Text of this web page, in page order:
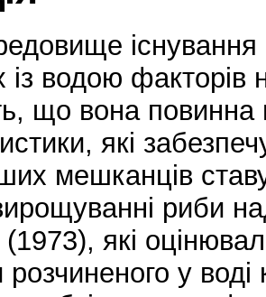
із водою факторів
що вона повинна
які
мешканців
риби
які
розчиненого у